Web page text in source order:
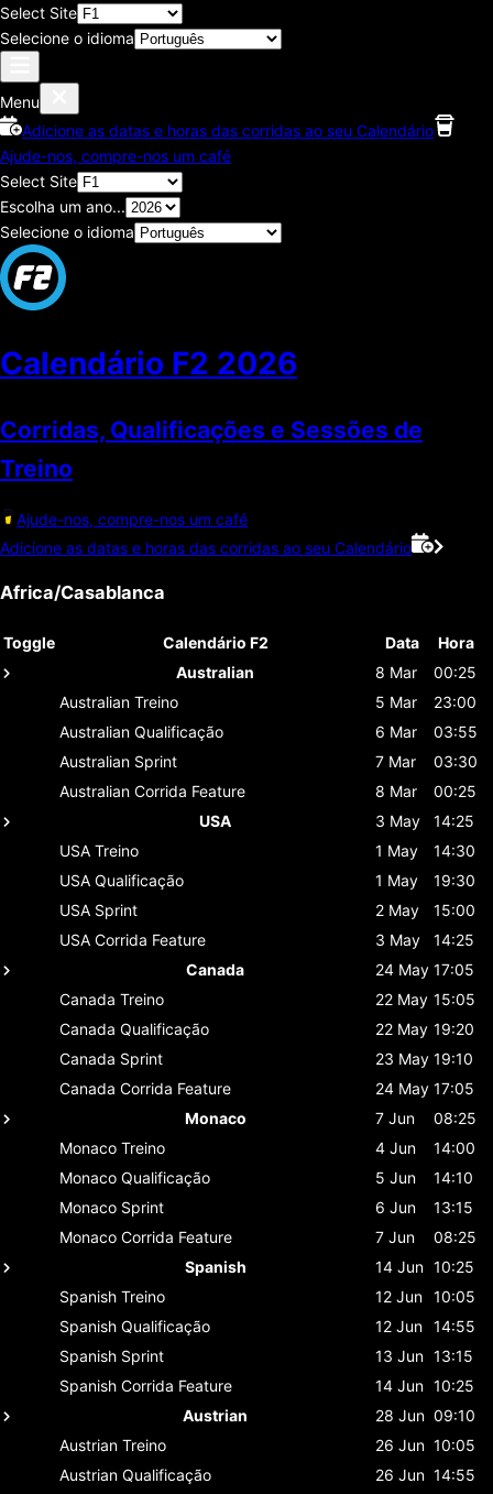
Select Site
Selecione o idioma
Menu
Adicione as datas e horas das corridas ao seu Calendário
Ajude-nos, compre-nos um café
Select Site
Escolha um ano...
Selecione o idioma
Calendário F2 2026
Corridas, Qualificações e Sessões de
Treino
Ajude-nos, compre-nos um café
Adicione as datas e horas das corridas ao seu Calendário
Africa/Casablanca
Toggle Calendário F2 Data
Hora
Australian
8 Mar
00:25
Australian Treino 5 Mar
23:00
Australian Qualificação 6 Mar
03:55
Australian Sprint 7 Mar
03:30
Australian Corrida Feature 8 Mar
00:25
USA
3 May
14:25
USA Treino 1 May
14:30
USA Qualificação 1 May
19:30
USA Sprint 2 May
15:00
USA Corrida Feature 3 May
14:25
Canada
24 May 17:05
Canada Treino 22 May 15:05
Canada Qualificação 22 May 19:20
Canada Sprint 23 May 19:10
Canada Corrida Feature 24 May 17:05
Monaco
7 Jun
08:25
Monaco Treino 4 Jun
14:00
Monaco Qualificação 5 Jun
14:10
Monaco Sprint 6 Jun
13:15
Monaco Corrida Feature 7 Jun
08:25
Spanish
14 Jun 10:25
Spanish Treino 12 Jun 10:05
Spanish Qualificação 12 Jun 14:55
Spanish Sprint 13 Jun 13:15
Spanish Corrida Feature 14 Jun 10:25
Austrian
28 Jun 09:10
Austrian Treino 26 Jun 10:05
Austrian Qualificação 26 Jun 14:55